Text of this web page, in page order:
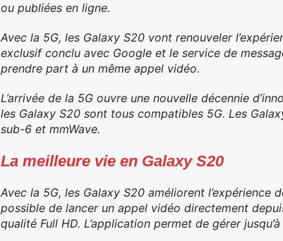
ou publiées en ligne.
Avec la 5G, les Galaxy S20 vont renouveler
exclusif conclu avec Google et le service de
prendre part à un même appel vidéo.
L’arrivée de la 5G ouvre une nouvelle décennie
les Galaxy S20 sont tous compatibles 5G. Les
sub-6 et mmWave.
La meilleure vie en Galaxy S20
Avec la 5G, les Galaxy S20 améliorent
possible de lancer un appel vidéo directement
qualité Full HD. L’application permet de gérer